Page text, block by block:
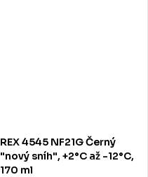
REX 4545 NF21G Černý
"nový sníh", +2°C až -12°C,
170 ml